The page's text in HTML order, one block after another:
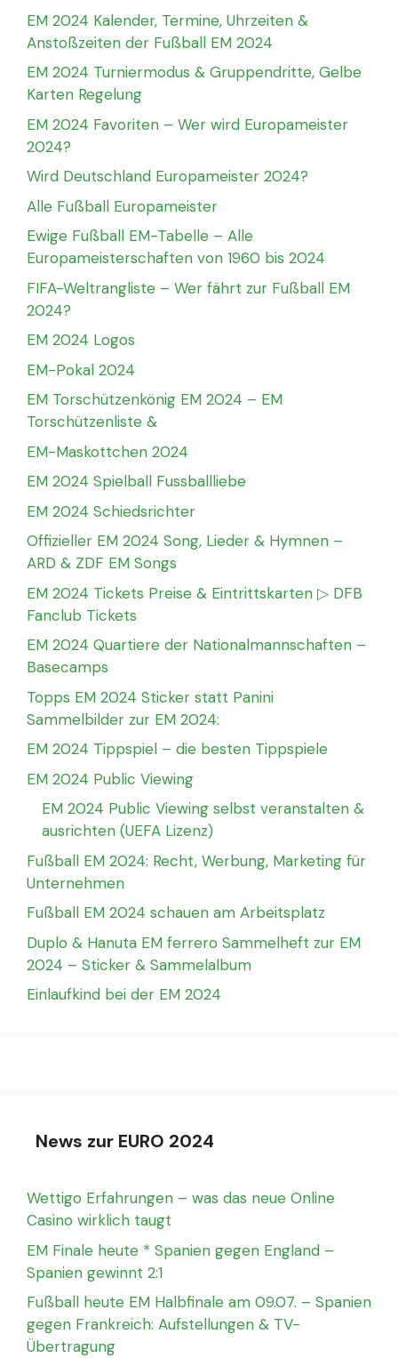
EM 2024 Kalender, Termine, Uhrzeiten &
Anstoßzeiten der Fußball EM 2024
EM 2024 Turniermodus & Gruppendritte, Gelbe
Karten Regelung
EM 2024 Favoriten – Wer wird Europameister
2024?
Wird Deutschland Europameister 2024?
Alle Fußball Europameister
Ewige Fußball EM-Tabelle – Alle
Europameisterschaften von 1960 bis 2024
FIFA-Weltrangliste – Wer fährt zur Fußball EM
2024?
EM 2024 Logos
EM-Pokal 2024
EM Torschützenkönig EM 2024 – EM
Torschützenliste &
EM-Maskottchen 2024
EM 2024 Spielball Fussballliebe
EM 2024 Schiedsrichter
Offizieller EM 2024 Song, Lieder & Hymnen –
ARD & ZDF EM Songs
EM 2024 Tickets Preise & Eintrittskarten ▷ DFB
Fanclub Tickets
EM 2024 Quartiere der Nationalmannschaften –
Basecamps
Topps EM 2024 Sticker statt Panini
Sammelbilder zur EM 2024:
EM 2024 Tippspiel – die besten Tippspiele
EM 2024 Public Viewing
EM 2024 Public Viewing selbst veranstalten &
ausrichten (UEFA Lizenz)
Fußball EM 2024: Recht, Werbung, Marketing für
Unternehmen
Fußball EM 2024 schauen am Arbeitsplatz
Duplo & Hanuta EM ferrero Sammelheft zur EM
2024 – Sticker & Sammelalbum
Einlaufkind bei der EM 2024
News zur EURO 2024
Wettigo Erfahrungen – was das neue Online
Casino wirklich taugt
EM Finale heute * Spanien gegen England –
Spanien gewinnt 2:1
Fußball heute EM Halbfinale am 09.07. – Spanien
gegen Frankreich: Aufstellungen & TV-
Übertragung